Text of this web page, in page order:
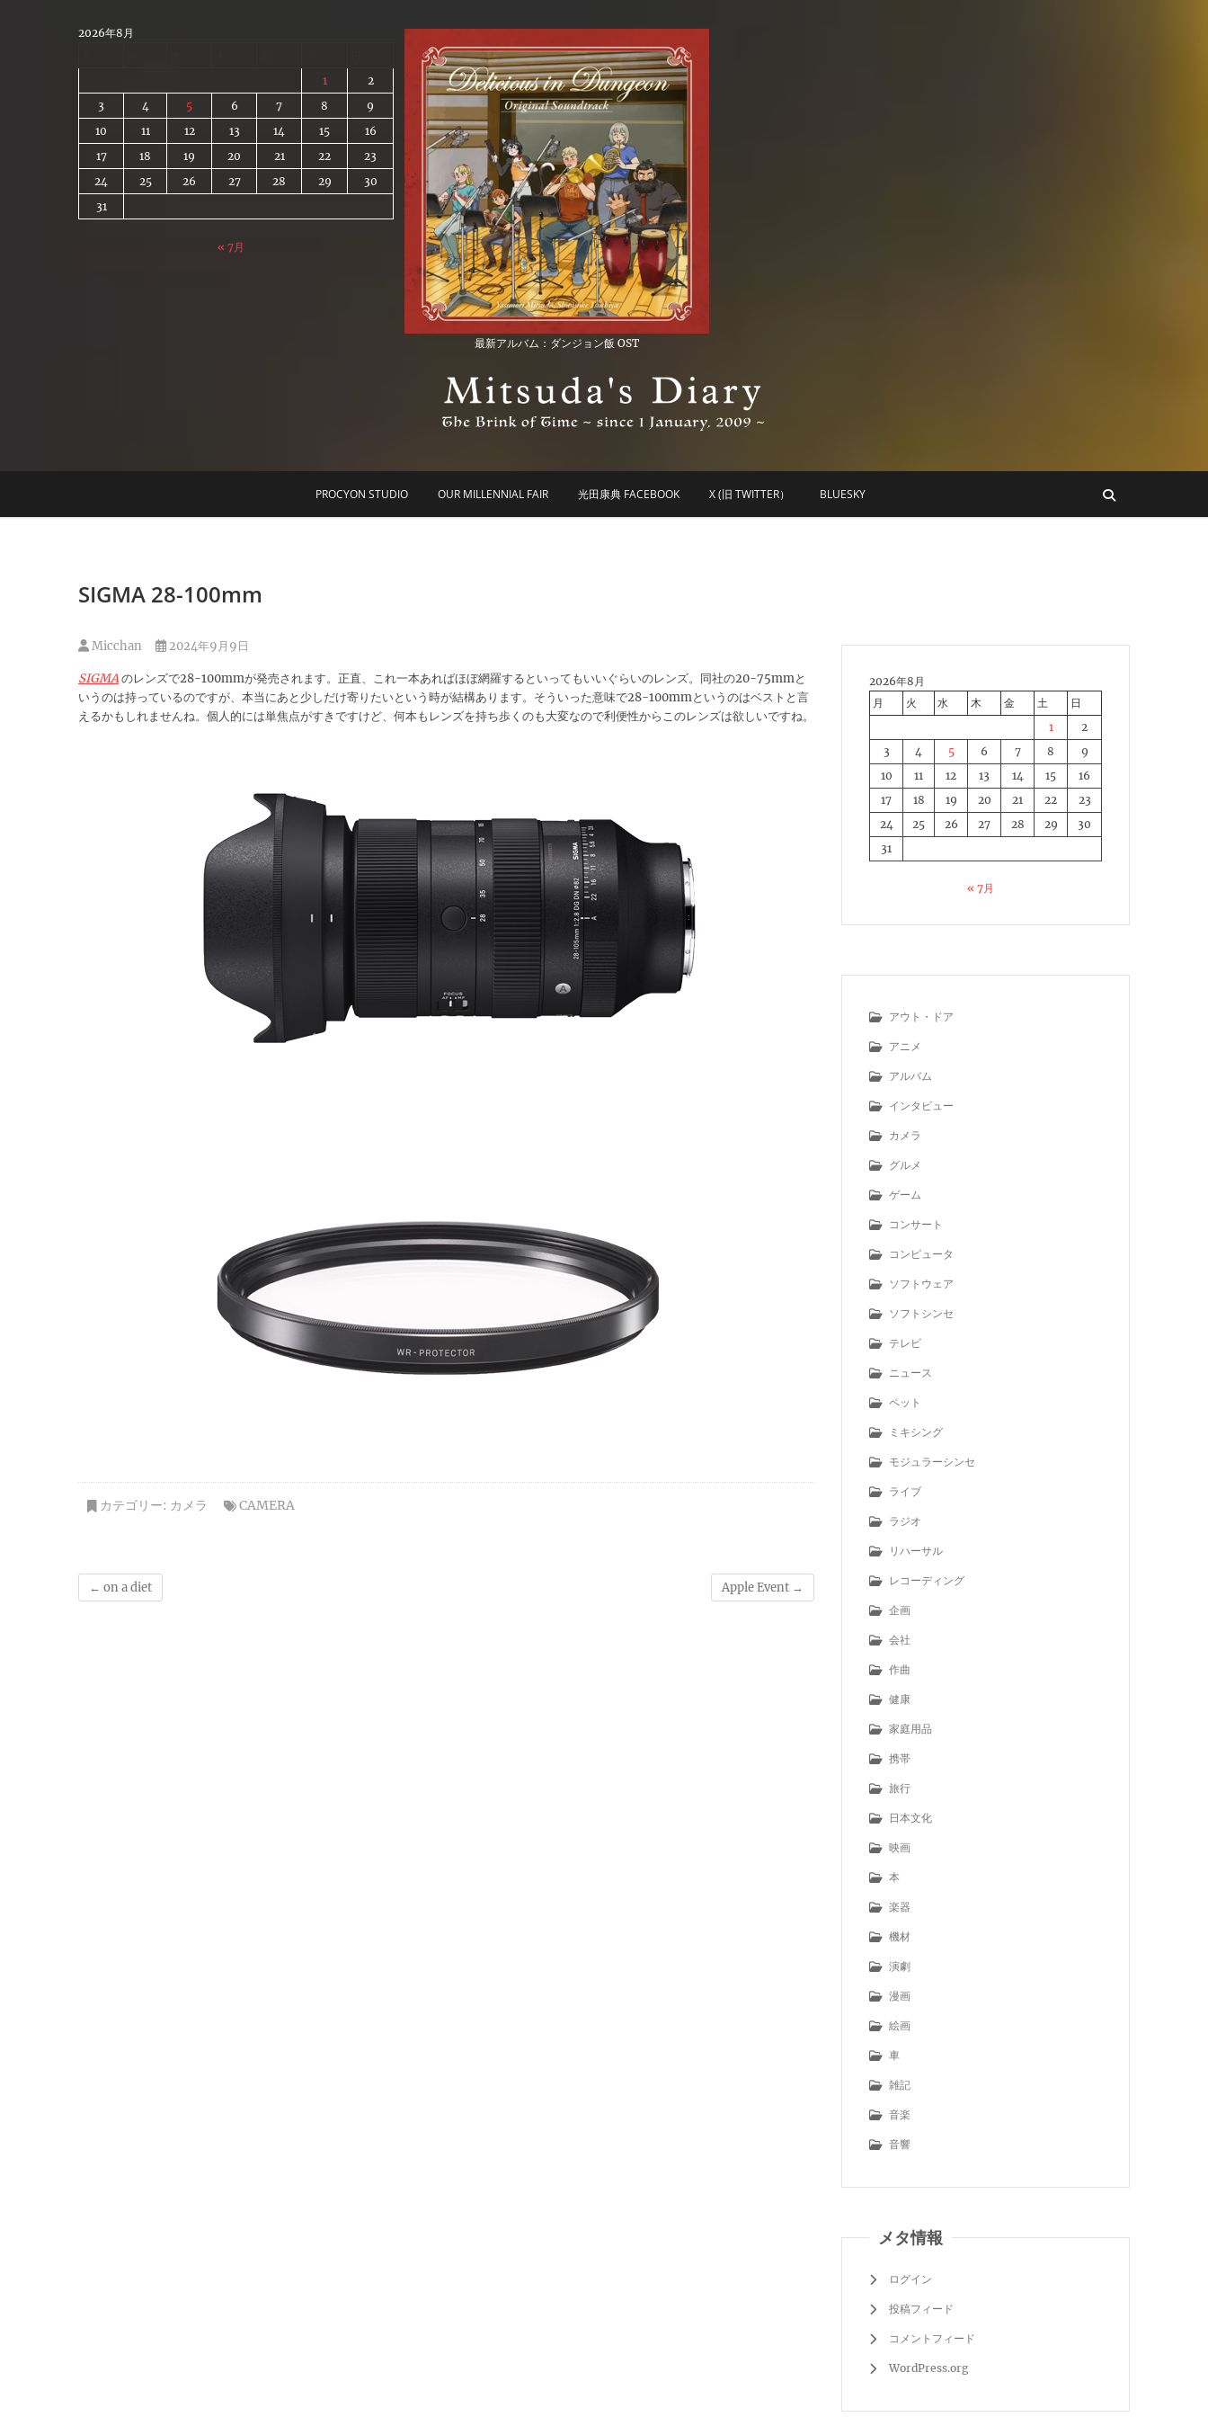
2026年8月
1
2
3
4 5 6 7 8
9
10
11 12 13 14 15
16
17
18 19 20 21 22
23
24
25 26 27 28 29
30
31
« 7月
最新アルバム：ダンジョン飯 OST
Mitsuda's Diary
PROCYON STUDIO OUR MILLENNIAL FAIR 光田康典 FACEBOOK X (旧 TWITTER） BLUESKY
SIGMA 28-100mm
Micchan 2024年9月9日
SIGMAのレンズで28-100mmが発売されます。正直、これ一本あればほぼ網羅するといってもいいぐらいのレンズ。同社の20-75mmと
いうのは持っているのですが、本当にあと少しだけ寄りたいという時が結構あります。そういった意味で28-100mmというのはベストと言
えるかもしれませんね。個人的には単焦点がすきですけど、何本もレンズを持ち歩くのも大変なので利便性からこのレンズは欲しいですね。
カテゴリー: カメラ CAMERA
← on a diet Apple Event →
2026年8月
月
火 水 木 金 土
日
1
2
3
4 5 6 7 8
9
10
11 12 13 14 15
16
17
18 19 20 21 22
23
24
25 26 27 28 29
30
31
« 7月
アウト・ドア
アニメ
アルバム
インタビュー
カメラ
グルメ
ゲーム
コンサート
コンピュータ
ソフトウェア
ソフトシンセ
テレビ
ニュース
ペット
ミキシング
モジュラーシンセ
ライブ
ラジオ
リハーサル
レコーディング
企画
会社
作曲
健康
家庭用品
携帯
旅行
日本文化
映画
本
楽器
機材
演劇
漫画
絵画
車
雑記
音楽
音響
メタ情報
ログイン
投稿フィード
コメントフィード
WordPress.org